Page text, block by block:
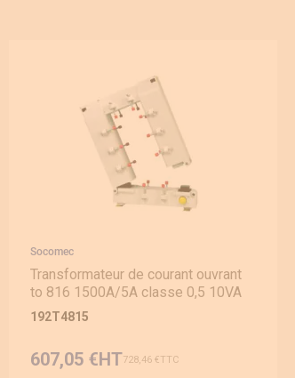
Socomec
Transformateur de courant ouvrant
to 816 1500A/5A classe 0,5 10VA
192T4815
728,46 €
607,05 €